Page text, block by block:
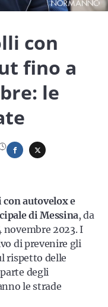
news, iscriviti alla
con
fino a
le
autovelox e
di Messina, da
novembre 2023. I
di prevenire gli
rispetto delle
degli
le strade